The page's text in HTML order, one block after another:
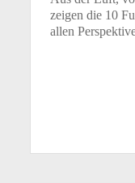
zeigen die 10
allen